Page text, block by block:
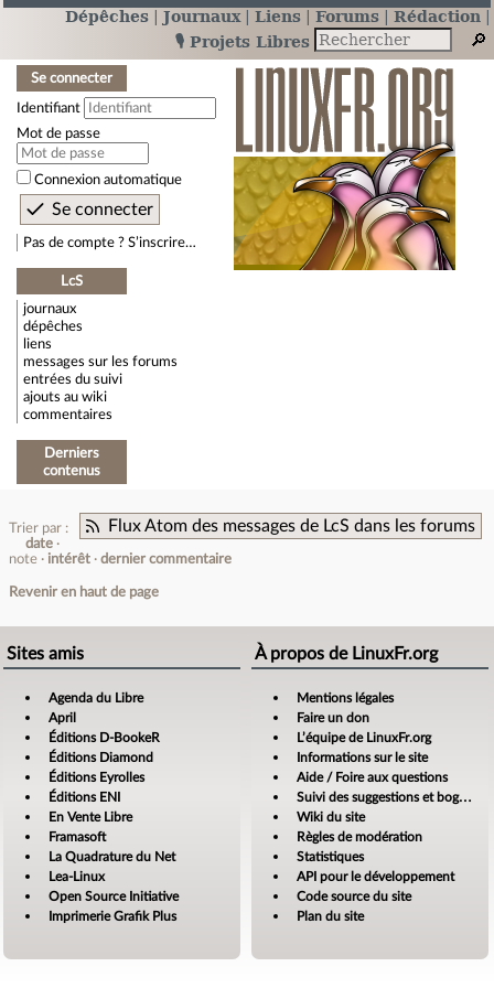
Dépêches Journaux Liens Forums
Rédaction
🎙️ Projets Libres
Se connecter
Identifiant
Mot de passe
Connexion automatique
Pas de compte ? S’inscrire…
LcS
journaux
dépêches
liens
messages sur les forums
entrées du suivi
ajouts au wiki
commentaires
Derniers
contenus
Flux Atom des messages de LcS dans les forums
Trier par :
date
note
intérêt dernier commentaire
Revenir en haut de page
Sites amis
Agenda du Libre
April
Éditions D-BookeR
Éditions Diamond
Éditions Eyrolles
Éditions ENI
En Vente Libre
Framasoft
La Quadrature du Net
Lea-Linux
Open Source Initiative
Imprimerie Grafik Plus
À propos de LinuxFr.org
Mentions légales
Faire un don
L’équipe de LinuxFr.org
Informations sur le site
Aide / Foire aux questions
Suivi des suggestions et bogues
Wiki du site
Règles de modération
Statistiques
API pour le développement
Code source du site
Plan du site